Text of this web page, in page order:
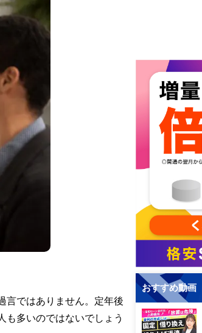
言ではありません。定年後
も多いのではないでしょう
おすすめ動画